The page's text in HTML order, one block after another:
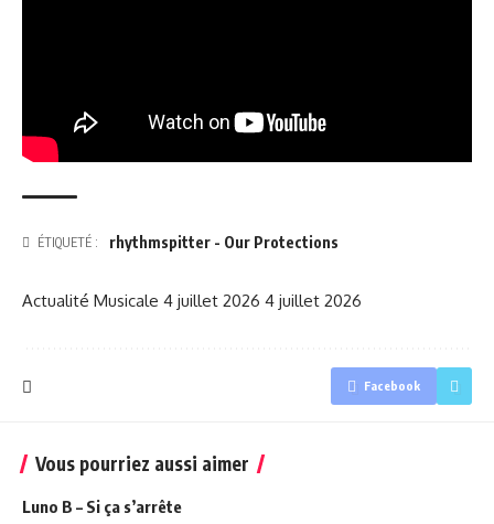
ÉTIQUETÉ : rhythmspitter - Our Protections
Actualité Musicale 4 juillet 2026 4 juillet 2026
Facebook
Vous pourriez aussi aimer
Luno B – Si ça s’arrête